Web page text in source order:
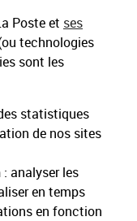
Poste et ses
technologies
sont les
statistiques
de nos sites
: analyser les
en temps
en fonction